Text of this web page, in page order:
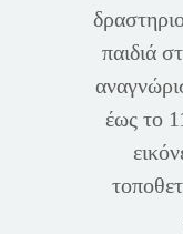
παιδιά
έως το